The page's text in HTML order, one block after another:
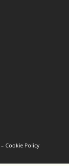
– Cookie Policy